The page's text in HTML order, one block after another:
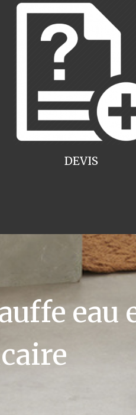
DEVIS